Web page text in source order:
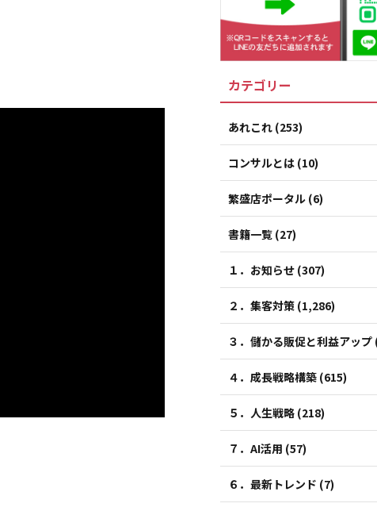
カテゴリー
あれこれ (253)
コンサルとは (10)
繁盛店ポータル (6)
書籍一覧 (27)
１．お知らせ (307)
２．集客対策 (1,286)
３．儲かる販促と利益アッ
４．成長戦略構築 (615)
５．人生戦略 (218)
７．AI活用 (57)
６．最新トレンド (7)